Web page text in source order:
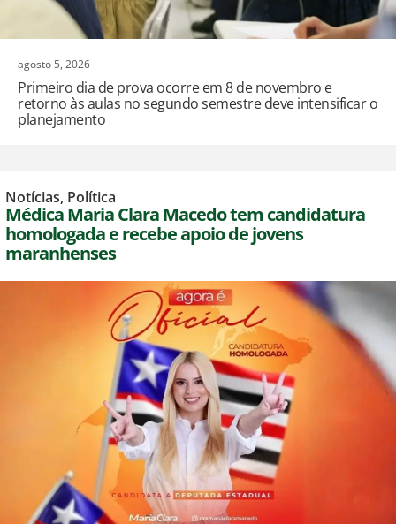
agosto 5, 2026
Primeiro dia de prova ocorre em 8 de novembro e
retorno às aulas no segundo semestre deve intensificar o
planejamento
Notícias, Política
Médica Maria Clara Macedo tem candidatura
homologada e recebe apoio de jovens
maranhenses